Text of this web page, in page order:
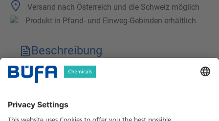
Versand nach Österreich und die Schweiz möglich
Produkt in Pfand- und Einweg-Gebinden erhältlich
Beschreibung
Technische Merkmale
Sicherheitshinweise